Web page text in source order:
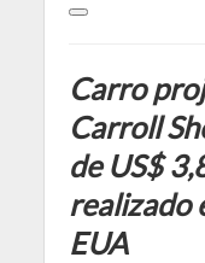
Carro
Carroll
de US$
realizado
EUA